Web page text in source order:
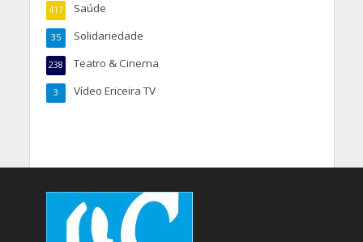
Saúde
417
Solidariedade
35
Teatro & Cinema
238
Vídeo Ericeira TV
3